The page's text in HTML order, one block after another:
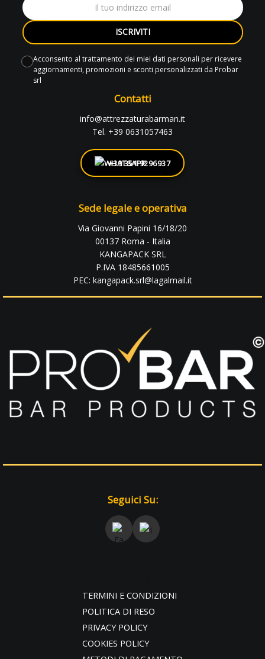
ISCRIVITI
Acconsento al trattamento dei miei dati personali per ricevere
aggiornamenti, promozioni e sconti personalizzati da Probar
srl
Contatti
info@attrezzaturabarman.it
Tel. +39 0631057463
+39 351 9296937
Sede legale e operativa
Via Giovanni Papini 16/18/20
00137 Roma - Italia
KANGAPACK SRL
P.IVA 18485661005
PEC: kangapack.srl@lagalmail.it
Seguici Su:
TERMINI E CONDIZIONI
POLITICA DI RESO
PRIVACY POLICY
COOKIES POLICY